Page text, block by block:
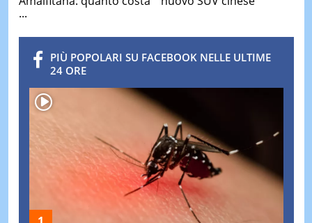
...
PIÙ POPOLARI SU FACEBOOK NELLE ULTIME
24 ORE